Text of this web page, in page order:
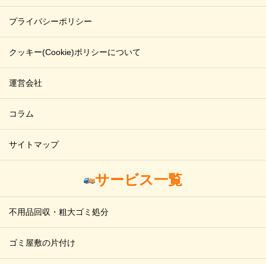
プライバシーポリシー
クッキー(Cookie)ポリシーについて
運営会社
コラム
サイトマップ
サービス一覧
不用品回収・粗大ゴミ処分
ゴミ屋敷の片付け